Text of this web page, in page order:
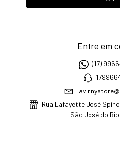
Entre em
(17)
Rua Lafayette José
São José do